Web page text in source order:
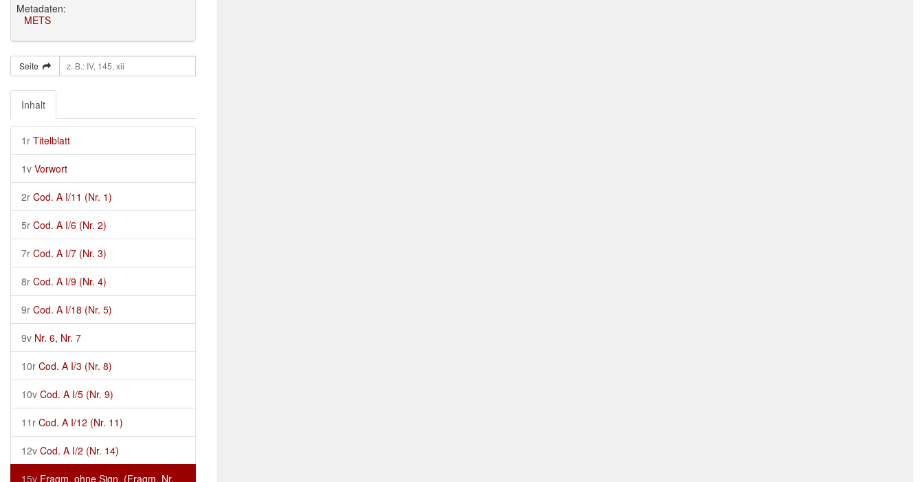
Metadaten:
METS
Seite
Inhalt
1r Titelblatt
1v Vorwort
2r Cod. A I/11 (Nr. 1)
5r Cod. A I/6 (Nr. 2)
7r Cod. A I/7 (Nr. 3)
8r Cod. A I/9 (Nr. 4)
9r Cod. A I/18 (Nr. 5)
9v Nr. 6, Nr. 7
10r Cod. A I/3 (Nr. 8)
10v Cod. A I/5 (Nr. 9)
11r Cod. A I/12 (Nr. 11)
12v Cod. A I/2 (Nr. 14)
15v Fragm. ohne Sign. (Fragm. Nr.